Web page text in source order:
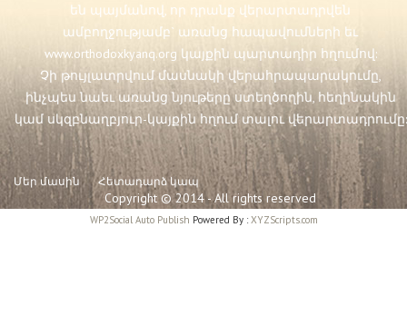
են պայմանով, որ դրանք վերարտադրվեն
ամբողջությամբ` առանց հապավումների եւ
www.orthodoxkyanq.org կայքին պարտադիր հղումով:
Չի թույլատրվում մասնակի վերահրապարակումը,
ինչպես նաեւ առանց նյութերը ստեղծողին, հեղինակին
կամ սկզբնաղբյուր-կայքին հղում տալու վերարտադրումը:
Մեր մասին Հետադարձ կապ
Copyright © 2014 - All rights reserved
WP2Social Auto Publish Powered By :XYZScripts.com